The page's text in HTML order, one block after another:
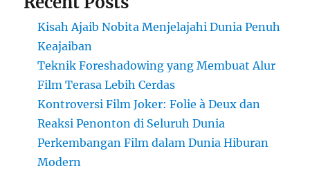
Kisah Ajaib Nobita Menjelajahi Dunia Penuh
Keajaiban
Teknik Foreshadowing yang Membuat Alur
Film Terasa Lebih Cerdas
Kontroversi Film Joker: Folie à Deux dan
Reaksi Penonton di Seluruh Dunia
Perkembangan Film dalam Dunia Hiburan
Modern